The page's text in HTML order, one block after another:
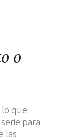
o
lo que
para
las